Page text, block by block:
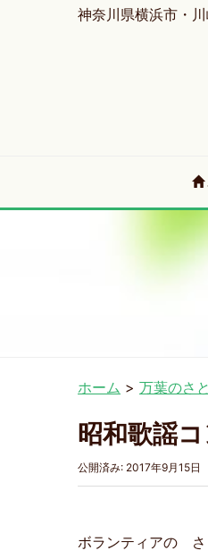
神奈川県横浜市・
ホーム > 万葉のさ
昭和歌謡
公開済み: 2017年9月15日
ボランティアの さ